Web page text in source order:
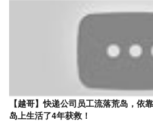
【越哥】快递公司员工流落荒岛，依
岛上生活了4年获救！